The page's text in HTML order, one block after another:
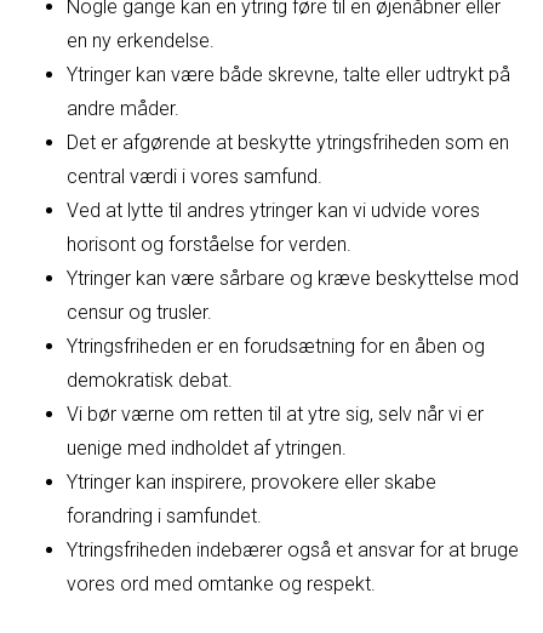
Nogle gange kan en ytring føre til en øjenåbner eller
en ny erkendelse.
Ytringer kan være både skrevne, talte eller udtrykt på
andre måder.
Det er afgørende at beskytte ytringsfriheden som en
central værdi i vores samfund.
Ved at lytte til andres ytringer kan vi udvide vores
horisont og forståelse for verden.
Ytringer kan være sårbare og kræve beskyttelse mod
censur og trusler.
Ytringsfriheden er en forudsætning for en åben og
demokratisk debat.
Vi bør værne om retten til at ytre sig, selv når vi er
uenige med indholdet af ytringen.
Ytringer kan inspirere, provokere eller skabe
forandring i samfundet.
Ytringsfriheden indebærer også et ansvar for at bruge
vores ord med omtanke og respekt.